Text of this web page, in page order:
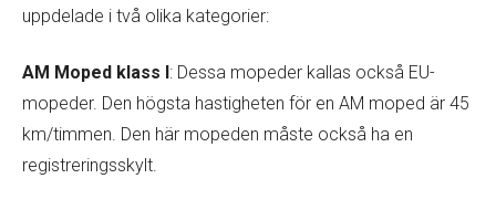
uppdelade i två olika kategorier:
AM Moped klass I: Dessa mopeder kallas också EU-
mopeder. Den högsta hastigheten för en AM moped är 45
km/timmen. Den här mopeden måste också ha en
registreringsskylt.